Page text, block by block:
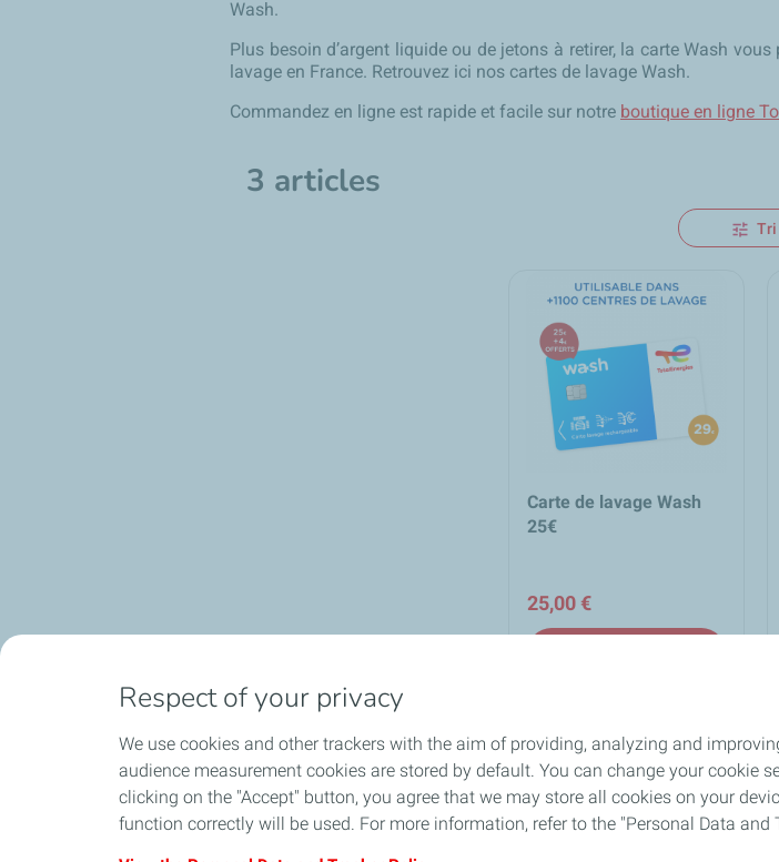
Wash.
Plus besoin d’argent liquide ou de jetons à retirer, la carte Wash
lavage en France. Retrouvez ici nos cartes de lavage Wash.
Commandez en ligne est rapide et facile sur notre boutique en ligne
3 articles
Tri
Carte de lavage Wash
25€
25,00 €
local_shipping
Expédition sous 24h en France
Métropolitaine
group
Un équipe d'experts à votre
écoute
Respect of your privacy
We use cookies and other trackers with the aim of providing, analyzing and
audience measurement cookies are stored by default. You can change your
clicking on the "Accept" button, you agree that we may store all cookies on your
function correctly will be used. For more information, refer to the "Personal Data and